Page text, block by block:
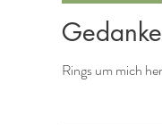
Rings um mich